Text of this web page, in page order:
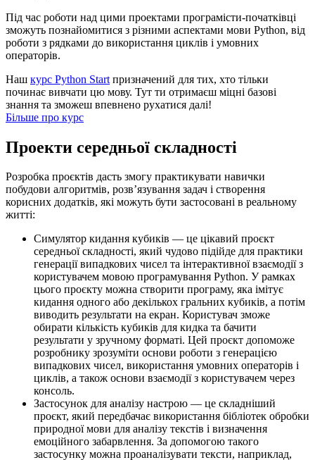
Під час роботи над цими проектами програмісти-початківці
зможуть познайомитися з різними аспектами мови Python, від
роботи з рядками до використання циклів і умовних
операторів.
Наш курс Python Start призначений для тих, хто тільки
починає вивчати цю мову. Тут ти отримаєш міцні базові
знання та зможеш впевнено рухатися далі!
Більше про курс
Проекти середньої складності
Розробка проєктів дасть змогу практикувати навички
побудови алгоритмів, розв’язування задач і створення
корисних додатків, які можуть бути застосовані в реальному
житті:
Симулятор кидання кубиків — це цікавий проєкт
середньої складності, який чудово підійде для практики
генерації випадкових чисел та інтерактивної взаємодії з
користувачем мовою програмування Python. У рамках
цього проєкту можна створити програму, яка імітує
кидання одного або декількох гральних кубиків, а потім
виводить результати на екран. Користувач зможе
обирати кількість кубиків для кидка та бачити
результати у зручному форматі. Цей проєкт допоможе
розробнику зрозуміти основи роботи з генерацією
випадкових чисел, використання умовних операторів і
циклів, а також основи взаємодії з користувачем через
консоль.
Застосунок для аналізу настрою — це складніший
проєкт, який передбачає використання бібліотек обробки
природної мови для аналізу текстів і визначення
емоційного забарвлення. За допомогою такого
застосунку можна проаналізувати тексти, наприклад,